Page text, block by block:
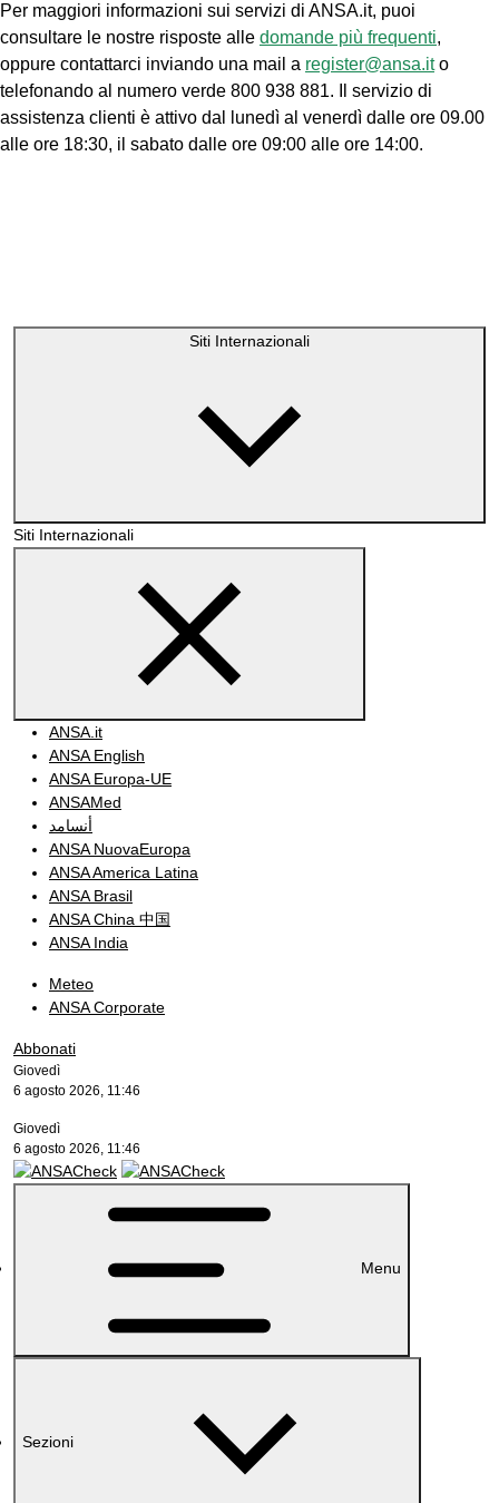
Per maggiori informazioni sui servizi di ANSA.it, puoi
consultare le nostre risposte alle domande più frequenti,
oppure contattarci inviando una mail a register@ansa.ito
telefonando al numero verde 800 938 881. Il servizio di
assistenza clienti è attivo dal lunedì al venerdì dalle ore 09.00
alle ore 18:30, il sabato dalle ore 09:00 alle ore 14:00.
Siti Internazionali
Siti Internazionali
ANSA.it
ANSA English
ANSA Europa-UE
ANSAMed
أنسامد
ANSA NuovaEuropa
ANSA America Latina
ANSA Brasil
ANSA China 中国
ANSA India
Meteo
ANSA Corporate
Abbonati
Giovedì
6 agosto 2026, 11:46
Giovedì
6 agosto 2026, 11:46
Menu
Sezioni